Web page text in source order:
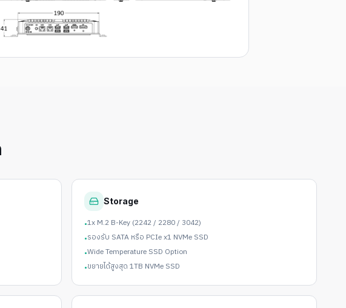
Storage
•1x M.2 B-Key (2242 / 2280 / 3042)
•รองรับ SATA หรือ PCIe x1 NVMe SSD
•Wide Temperature SSD Option
•ขยายได้สูงสุด 1TB NVMe SSD